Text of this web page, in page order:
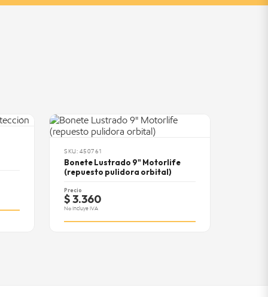
SKU: 450761
Bonete Lustrado 9" Motorlife
(repuesto pulidora orbital)
Precio
$ 3.360
No Incluye IVA